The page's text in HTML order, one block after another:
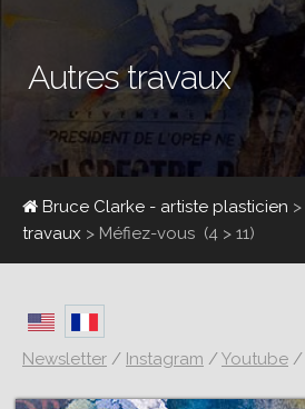
Autres travaux
Bruce Clarke - artiste plasticien >
travaux > Méfiez-vous (4 > 11)
Newsletter / Instagram /Youtube /